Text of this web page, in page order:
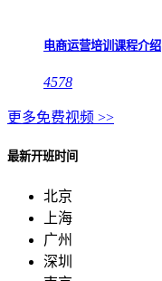
电商运营培训课程介绍
4578
更多免费视频 >>
最新开班时间
北京
上海
广州
深圳